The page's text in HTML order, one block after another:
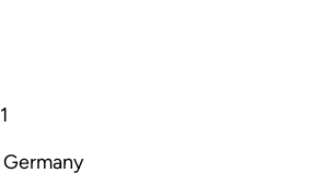
1
Germany